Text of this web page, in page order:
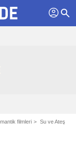
profil search
filmleri Su ve Ateş